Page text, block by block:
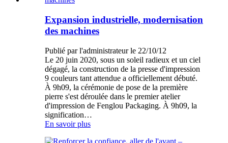
Expansion industrielle, modernisation
des machines
Publié par l'administrateur le 22/10/12
Le 20 juin 2020, sous un soleil radieux et un ciel
dégagé, la construction de la presse d'impression
9 couleurs tant attendue a officiellement débuté.
À 9h09, la cérémonie de pose de la première
pierre s'est déroulée dans le premier atelier
d'impression de Fenglou Packaging. À 9h09, la
signification…
En savoir plus